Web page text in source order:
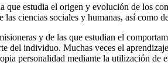
que estudia el origen y evolución de los
las ciencias sociales y humanas, así
y de las que estudian el
del individuo. Muchas veces el
personalidad mediante la utilización de